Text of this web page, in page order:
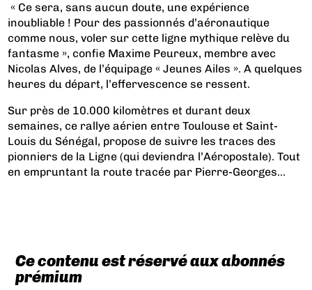
« Ce sera, sans aucun doute, une expérience
inoubliable ! Pour des passionnés d’aéronautique
comme nous, voler sur cette ligne mythique relève du
fantasme », confie Maxime Peureux, membre avec
Nicolas Alves, de l’équipage « Jeunes Ailes ». A quelques
heures du départ, l’effervescence se ressent.
Sur près de 10.000 kilomètres et durant deux
semaines, ce rallye aérien entre Toulouse et Saint-
Louis du Sénégal, propose de suivre les traces des
pionniers de la Ligne (qui deviendra l’Aéropostale). Tout
en empruntant la route tracée par Pierre-Georges...
Ce contenu est réservé aux abonnés
prémium